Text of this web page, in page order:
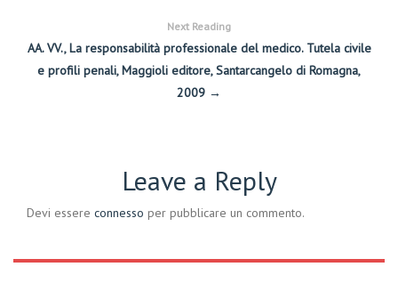
Next Reading
AA. VV., La responsabilità professionale del medico. Tutela civile
e profili penali, Maggioli editore, Santarcangelo di Romagna,
2009 →
Leave a Reply
Devi essere connesso per pubblicare un commento.